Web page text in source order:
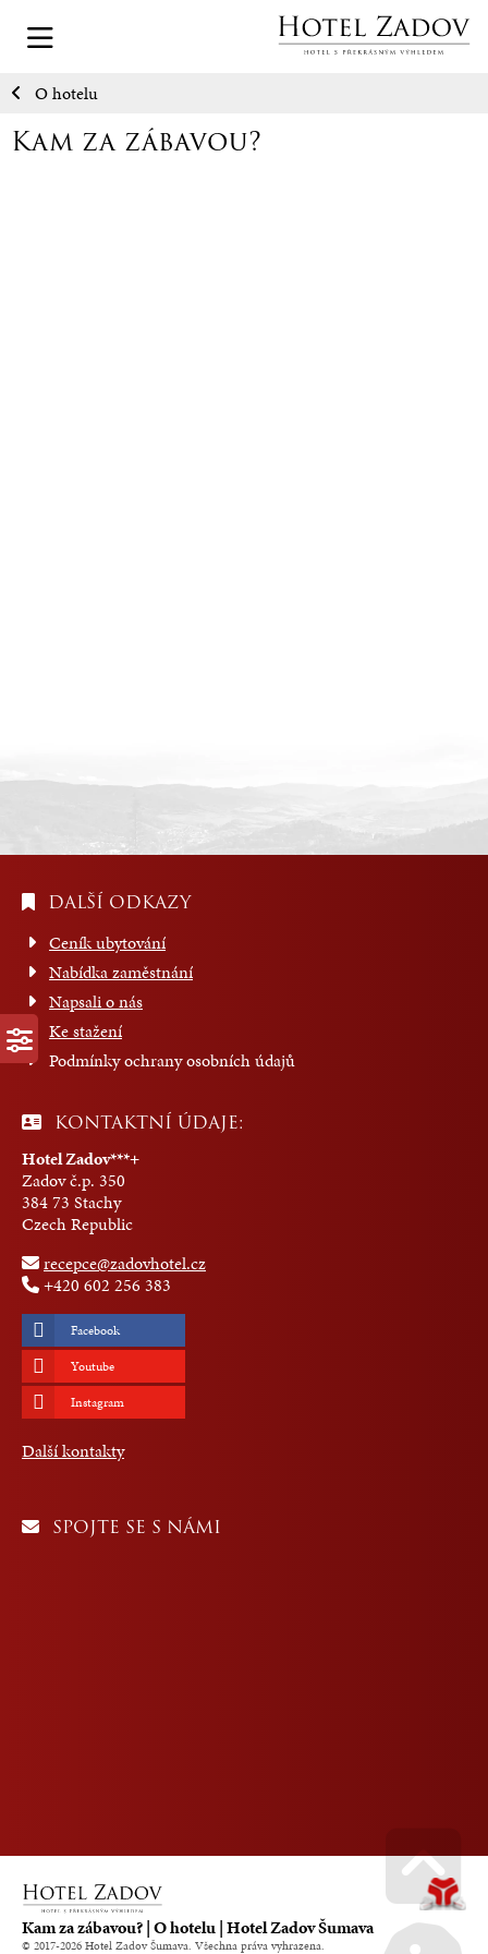
O hotelu
Kam za zábavou?
DALŠÍ ODKAZY
Ceník ubytování
Nabídka zaměstnání
Napsali o nás
Ke stažení
Podmínky ochrany osobních údajů
KONTAKTNÍ ÚDAJE:
Hotel Zadov***+
Zadov č.p. 350
384 73 Stachy
Czech Republic
recepce@zadovhotel.cz
+420 602 256 383
Facebook
Youtube
Instagram
Další kontakty
SPOJTE SE S NÁMI
Kam za zábavou? | O hotelu | Hotel Zadov Šumava
© 2017-2026 Hotel Zadov Šumava. Všechna práva vyhrazena. Go